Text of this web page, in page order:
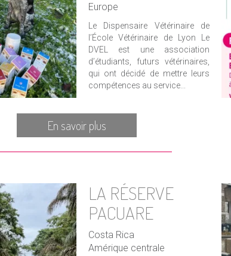
Europe
Le Dispensaire Vétérinaire de
l’École Vétérinaire de Lyon Le
DVEL est une association
d’étudiants, futurs vétérinaires,
qui ont décidé de mettre leurs
compétences au service...
En savoir plus
LA RÉSERVE
PACUARE
Costa Rica
Amérique centrale